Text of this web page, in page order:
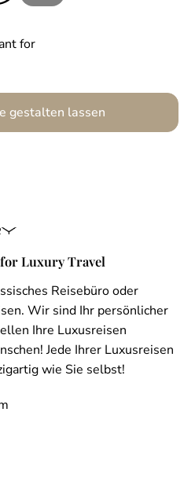
for
gestalten lassen
Luxury Travel
Reisebüro oder
Wir sind Ihr persönlicher
Ihre Luxusreisen
Jede Ihrer Luxusreisen
wie Sie selbst!